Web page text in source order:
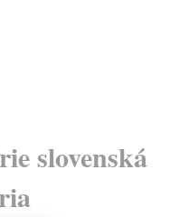
slovenská